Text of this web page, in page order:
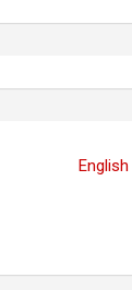
English